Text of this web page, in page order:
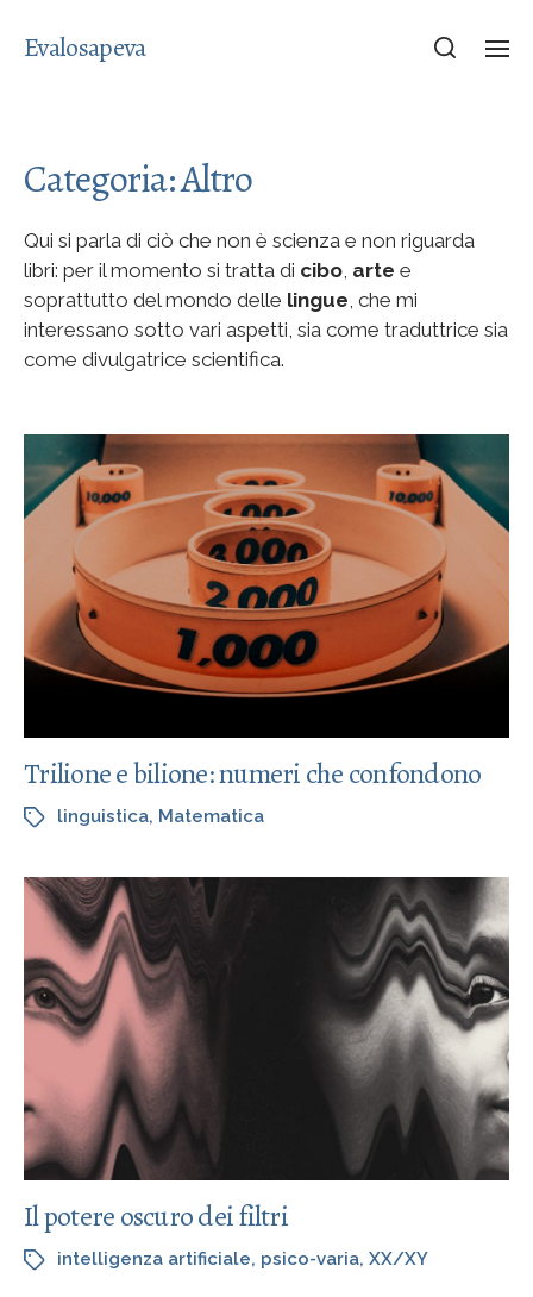
Evalosapeva
Categoria:Altro
Qui si parla di ciò che non è scienza e non riguarda
libri: per il momento si tratta di cibo, arte e
soprattutto del mondo delle lingue, che mi
interessano sotto vari aspetti, sia come traduttrice sia
come divulgatrice scientifica.
Trilione e bilione: numeri che confondono
linguistica, Matematica
Il potere oscuro dei filtri
intelligenza artificiale, psico-varia, XX/XY